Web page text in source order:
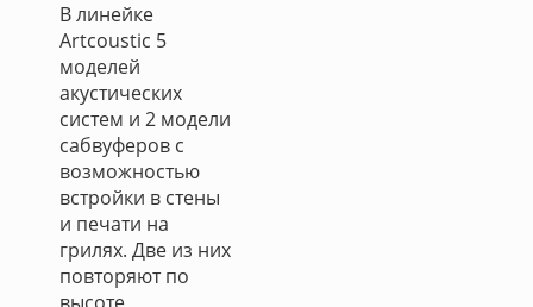
В линейке
Artcoustic 5
моделей
акустических
систем и 2 модели
сабвуферов с
возможностью
встройки в стены
и печати на
грилях. Две из них
повторяют по